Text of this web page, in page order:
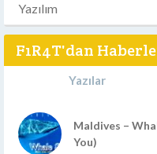
Yazılım
F1R4T'dan
Yazılar
Maldives –
You)